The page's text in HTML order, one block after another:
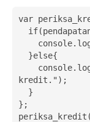
var
kredit.");
};